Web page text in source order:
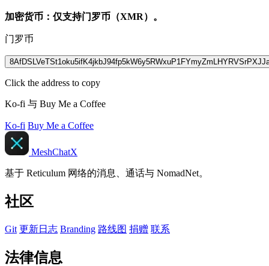
加密货币：仅支持门罗币（XMR）。
门罗币
Click the address to copy
Ko-fi 与 Buy Me a Coffee
Ko-fi Buy Me a Coffee
MeshChatX
基于 Reticulum 网络的消息、通话与 NomadNet。
社区
Git 更新日志 Branding 路线图 捐赠 联系
法律信息